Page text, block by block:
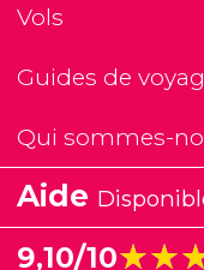
Vols
Guides de
Qui sommes-
Aide
9,10/10